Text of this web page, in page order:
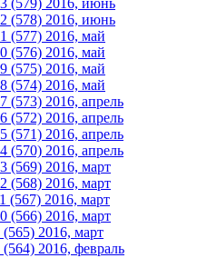
(578) 2016, июнь
(577) 2016, май
(576) 2016, май
(575) 2016, май
(574) 2016, май
(573) 2016, апрель
(572) 2016, апрель
(571) 2016, апрель
(570) 2016, апрель
(569) 2016, март
(568) 2016, март
(567) 2016, март
(566) 2016, март
2016, март
2016, февраль